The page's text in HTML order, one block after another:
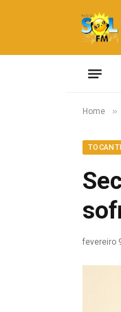
Home »
fevereiro